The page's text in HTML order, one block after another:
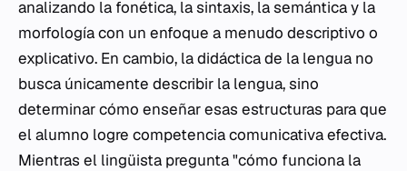
analizando la fonética, la sintaxis, la semántica y la
morfología con un enfoque a menudo descriptivo o
explicativo. En cambio, la didáctica de la lengua no
busca únicamente describir la lengua, sino
determinar cómo enseñar esas estructuras para que
el alumno logre competencia comunicativa efectiva.
Mientras el lingüista pregunta "cómo funciona la